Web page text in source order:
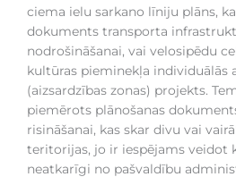
ciema ielu sarkano līniju plāns,
dokuments transporta
nodrošināšanai, vai velosipēdu
kultūras pieminekļa individuālās
(aizsardzības zonas) projekts.
piemērots plānošanas
risināšanai, kas skar divu vai
teritorijas, jo ir iespējams veidot
neatkarīgi no pašvaldību